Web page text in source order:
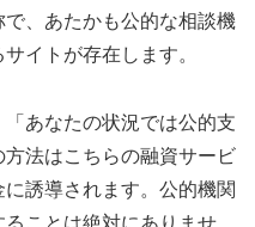
、あたかも公的な相談機
イトが存在します。
あなたの状況では公的支
法はこちらの融資サービ
誘導されます。公的機関
ことは絶対にありませ